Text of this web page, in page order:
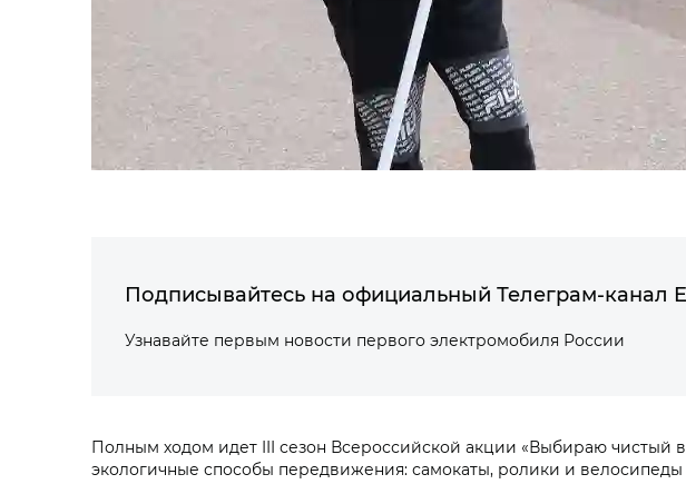
Подписывайтесь на официальный Телеграм-канал
Узнавайте первым новости первого электромобиля России
Полным ходом идет III сезон Всероссийской акции «Выбираю чистый
экологичные способы передвижения: самокаты, ролики и